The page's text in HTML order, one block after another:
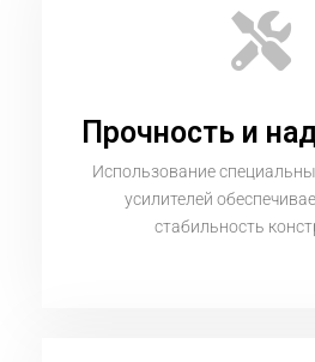
Прочность и
Использование
усилителей
стабильность